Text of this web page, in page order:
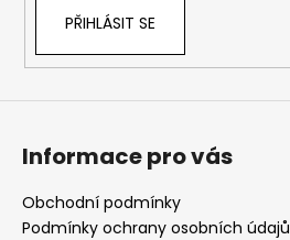
PŘIHLÁSIT SE
Informace pro vás
Obchodní podmínky
Podmínky ochrany osobních údajů